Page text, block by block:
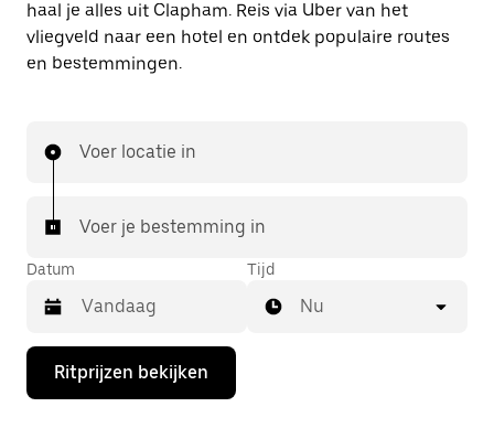
haal je alles uit Clapham. Reis via Uber van het
vliegveld naar een hotel en ontdek populaire routes
en bestemmingen.
Voer locatie in
Voer je bestemming in
Datum
Druk
de
Tijd
Nu
Ritprijzen bekijken